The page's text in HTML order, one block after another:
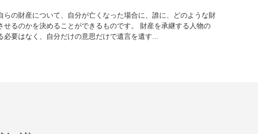
らの財産について、自分が亡くなった場合に、誰に、どのような財
せるのかを決めることができるものです。 財産を承継する人物の
必要はなく、自分だけの意思だけで遺言を遺す...